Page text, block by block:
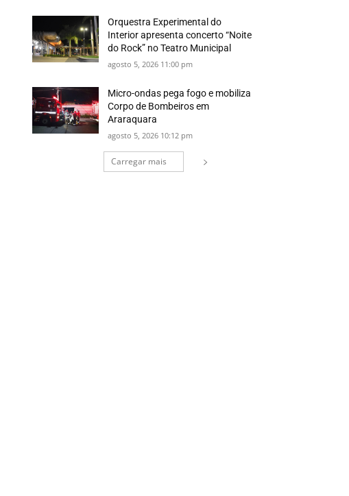
Orquestra Experimental do
Interior apresenta concerto “Noite
do Rock” no Teatro Municipal
agosto 5, 2026 11:00 pm
Micro-ondas pega fogo e mobiliza
Corpo de Bombeiros em
Araraquara
agosto 5, 2026 10:12 pm
Carregar mais